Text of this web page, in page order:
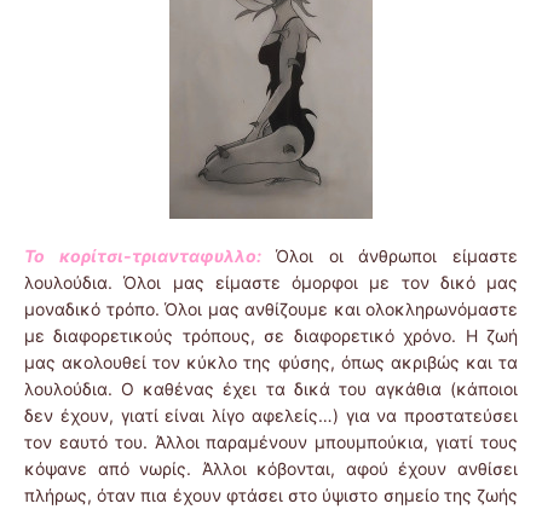
Το κορίτσι-τριανταφυλλο:Όλοι οι άνθρωποι είμαστε
λουλούδια. Όλοι μας είμαστε όμορφοι με τον δικό μας
μοναδικό τρόπο. Όλοι μας ανθίζουμε και ολοκληρωνόμαστε
με διαφορετικούς τρόπους, σε διαφορετικό χρόνο. Η ζωή
μας ακολουθεί τον κύκλο της φύσης, όπως ακριβώς και τα
λουλούδια. Ο καθένας έχει τα δικά του αγκάθια (κάποιοι
δεν έχουν, γιατί είναι λίγο αφελείς…) για να προστατεύσει
τον εαυτό του. Άλλοι παραμένουν μπουμπούκια, γιατί τους
κόψανε από νωρίς. Άλλοι κόβονται, αφού έχουν ανθίσει
πλήρως, όταν πια έχουν φτάσει στο ύψιστο σημείο της ζωής